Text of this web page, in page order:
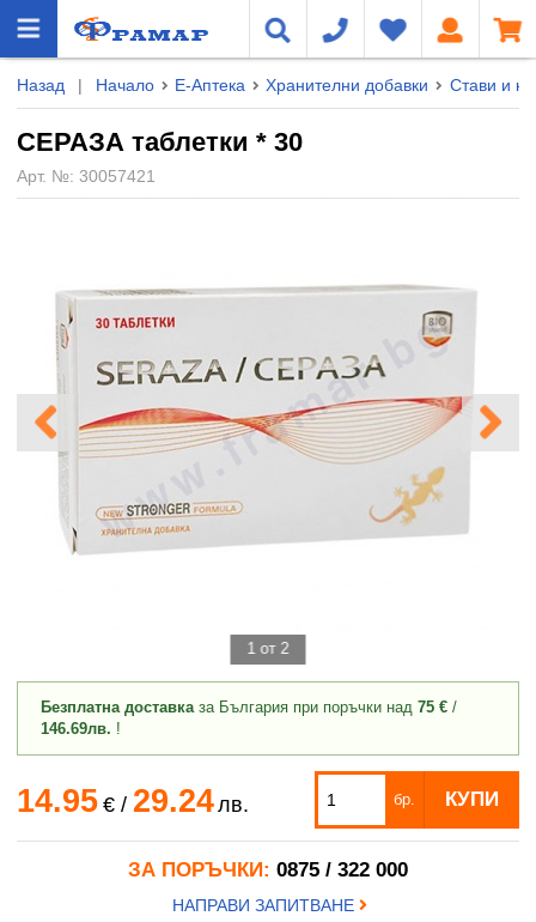
Назад | Начало Е-Аптека Хранителни добавки Стави и
СЕРАЗА таблетки * 30
Арт. №: 30057421
1 от 2
Безплатна доставказа България при поръчки над 75 € /
146.69лв. !
14.95 €/ 29.24лв. бр. КУПИ
ЗА ПОРЪЧКИ: 0875 / 322 000
НАПРАВИ ЗАПИТВАНЕ